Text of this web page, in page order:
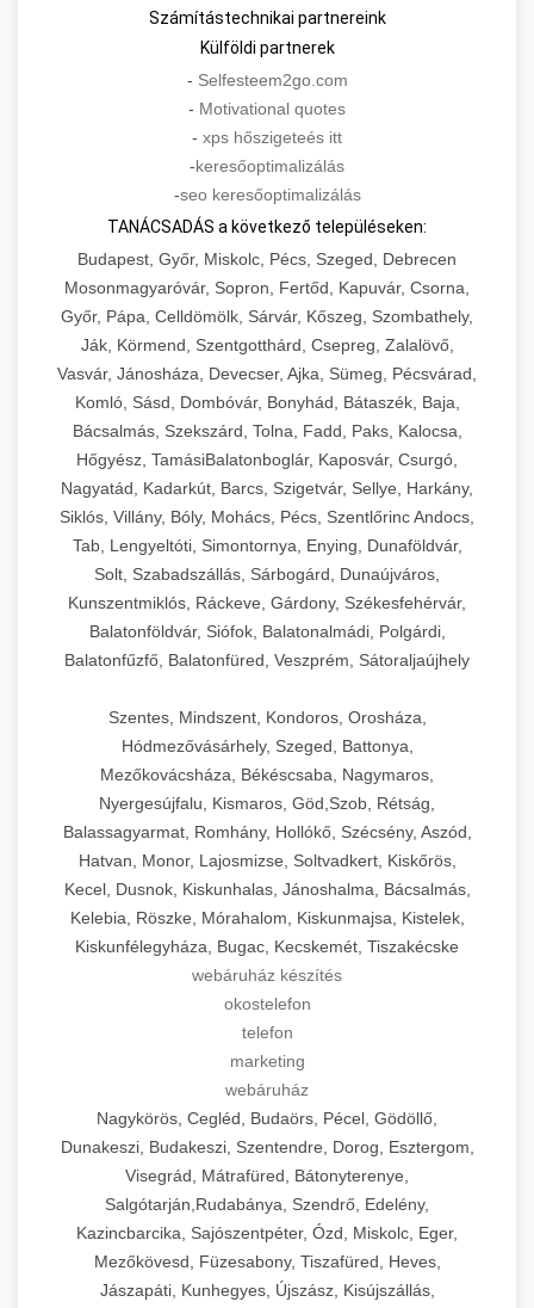
Számítástechnikai partnereink
Külföldi partnerek
- Selfesteem2go.com
- Motivational quotes
- xps hőszigeteés itt
-keresőoptimalizálás
-seo keresőoptimalizálás
TANÁCSADÁS a következő településeken:
Budapest, Győr, Miskolc, Pécs, Szeged, Debrecen
Mosonmagyaróvár, Sopron, Fertőd, Kapuvár, Csorna,
Győr, Pápa, Celldömölk, Sárvár, Kőszeg, Szombathely,
Ják, Körmend, Szentgotthárd, Csepreg, Zalalövő,
Vasvár, Jánosháza, Devecser, Ajka, Sümeg, Pécsvárad,
Komló, Sásd, Dombóvár, Bonyhád, Bátaszék, Baja,
Bácsalmás, Szekszárd, Tolna, Fadd, Paks, Kalocsa,
Hőgyész, TamásiBalatonboglár, Kaposvár, Csurgó,
Nagyatád, Kadarkút, Barcs, Szigetvár, Sellye, Harkány,
Siklós, Villány, Bóly, Mohács, Pécs, Szentlőrinc Andocs,
Tab, Lengyeltóti, Simontornya, Enying, Dunaföldvár,
Solt, Szabadszállás, Sárbogárd, Dunaújváros,
Kunszentmiklós, Ráckeve, Gárdony, Székesfehérvár,
Balatonföldvár, Siófok, Balatonalmádi, Polgárdi,
Balatonfűzfő, Balatonfüred, Veszprém, Sátoraljaújhely
Szentes, Mindszent, Kondoros, Orosháza,
Hódmezővásárhely, Szeged, Battonya,
Mezőkovácsháza, Békéscsaba, Nagymaros,
Nyergesújfalu, Kismaros, Göd,Szob, Rétság,
Balassagyarmat, Romhány, Hollókő, Szécsény, Aszód,
Hatvan, Monor, Lajosmizse, Soltvadkert, Kiskőrös,
Kecel, Dusnok, Kiskunhalas, Jánoshalma, Bácsalmás,
Kelebia, Röszke, Mórahalom, Kiskunmajsa, Kistelek,
Kiskunfélegyháza, Bugac, Kecskemét, Tiszakécske
webáruház készítés
okostelefon
telefon
marketing
webáruház
Nagykörös, Cegléd, Budaörs, Pécel, Gödöllő,
Dunakeszi, Budakeszi, Szentendre, Dorog, Esztergom,
Visegrád, Mátrafüred, Bátonyterenye,
Salgótarján,Rudabánya, Szendrő, Edelény,
Kazincbarcika, Sajószentpéter, Ózd, Miskolc, Eger,
Mezőkövesd, Füzesabony, Tiszafüred, Heves,
Jászapáti, Kunhegyes, Újszász, Kisújszállás,